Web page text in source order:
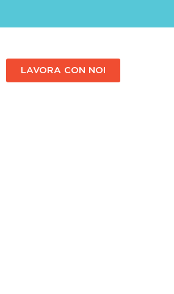
LAVORA CON NOI